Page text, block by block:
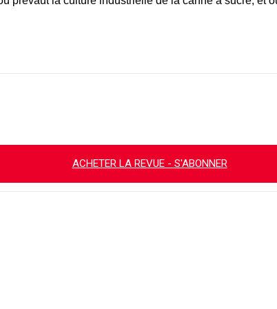
ACHETER LA REVUE - S'ABONNER